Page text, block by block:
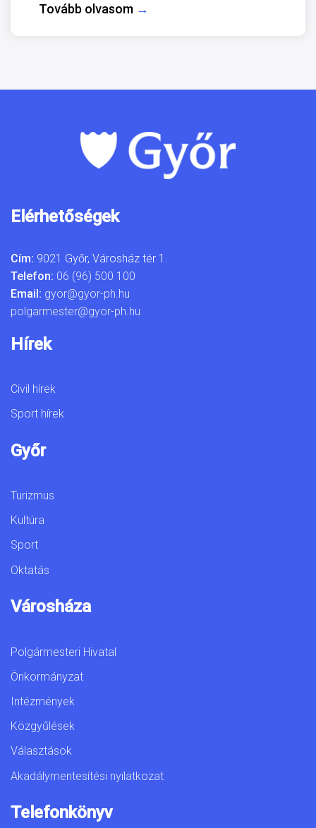
Tovább olvasom →
Elérhetőségek
Cím: 9021 Győr, Városház tér 1.
Telefon: 06 (96) 500 100
Email: gyor@gyor-ph.hu
polgarmester@gyor-ph.hu
Hírek
Civil hírek
Sport hírek
Győr
Turizmus
Kultúra
Sport
Oktatás
Városháza
Polgármesteri Hivatal
Önkormányzat
Intézmények
Közgyűlések
Választások
Akadálymentesítési nyilatkozat
Telefonkönyv